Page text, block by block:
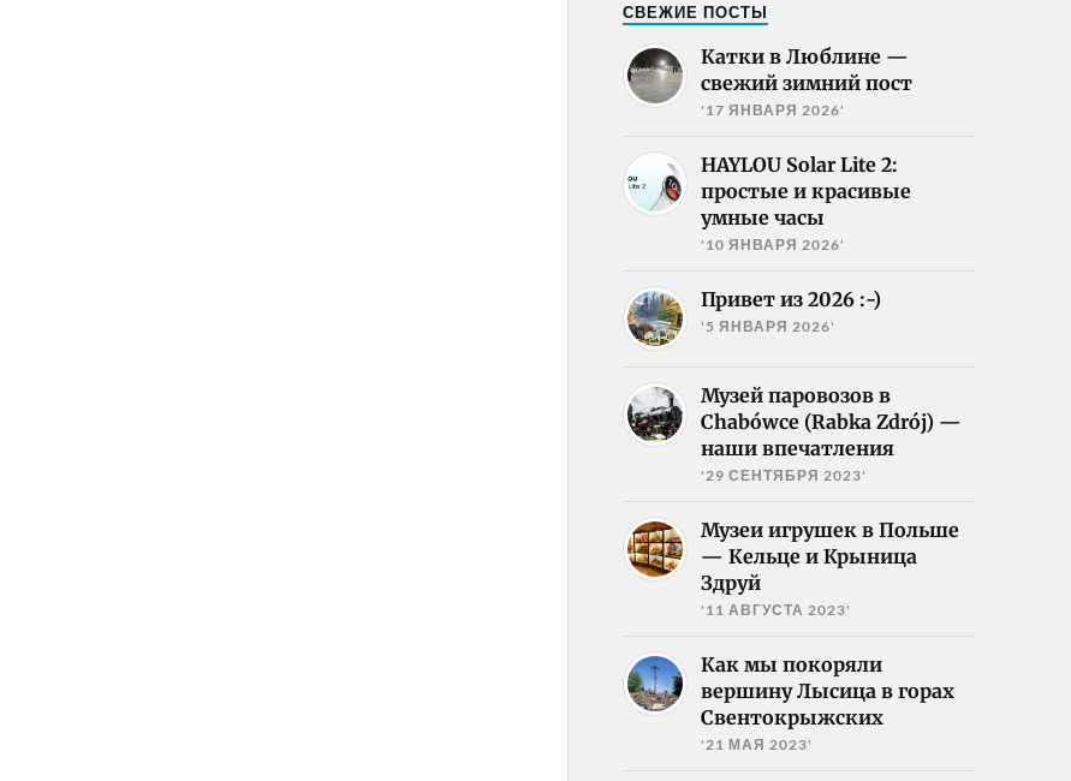
СВЕЖИЕ ПОСТЫ
Катки в Люблине —
свежий зимний пост
'17 ЯНВАРЯ 2026'
HAYLOU Solar Lite 2:
простые и красивые
умные часы
'10 ЯНВАРЯ 2026'
Привет из 2026 :-)
'5 ЯНВАРЯ 2026'
Музей паровозов в
Chabówce (Rabka Zdrój) —
наши впечатления
'29 СЕНТЯБРЯ 2023'
Музеи игрушек в Польше
— Кельце и Крыница
Здруй
'11 АВГУСТА 2023'
Как мы покоряли
вершину Лысица в горах
Свентокрыжских
'21 МАЯ 2023'